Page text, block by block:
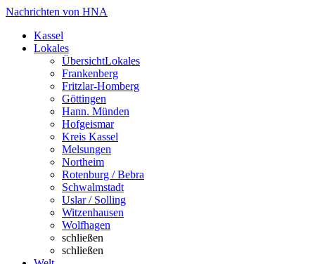
Nachrichten von HNA
Kassel
Lokales
ÜbersichtLokales
Frankenberg
Fritzlar-Homberg
Göttingen
Hann. Münden
Hofgeismar
Kreis Kassel
Melsungen
Northeim
Rotenburg / Bebra
Schwalmstadt
Uslar / Solling
Witzenhausen
Wolfhagen
schließen
schließen